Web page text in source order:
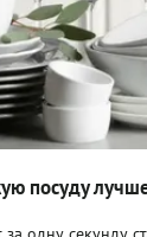
посуду